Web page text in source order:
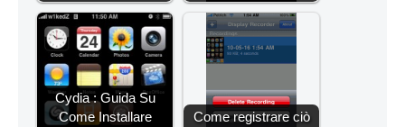
Cydia : Guida Su
Come Installare
Come registrare ciò